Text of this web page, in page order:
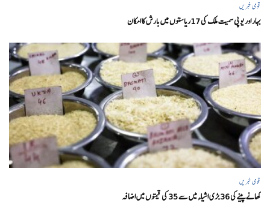
قومی خبریں
بہار اور یو پی سمیت ملک کی 17ریاستوں میں بارش کا امکان
قومی خبریں
کھانے پینے کی 36 بڑی اشیاء میں سے 35 کی قیمتوں میں اضافہ